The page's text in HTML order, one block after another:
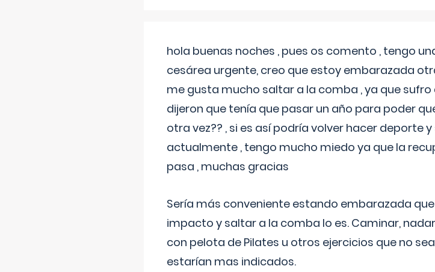
hola buenas noches , pues os comento , tengo
cesárea urgente, creo que estoy embarazada
me gusta mucho saltar a la comba , ya que
dijeron que tenía que pasar un año para poder
otra vez?? , si es así podría volver hacer deporte
actualmente , tengo mucho miedo ya que la
pasa , muchas gracias
Sería más conveniente estando embarazada
impacto y saltar a la comba lo es. Caminar,
con pelota de Pilates u otros ejercicios que no
estarían mas indicados.